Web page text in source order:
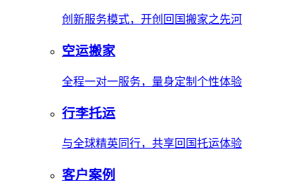
创新服务模式，开创回国搬家之先河
空运搬家
全程一对一服务，量身定制个性体验
行李托运
与全球精英同行，共享回国托运体验
客户案例